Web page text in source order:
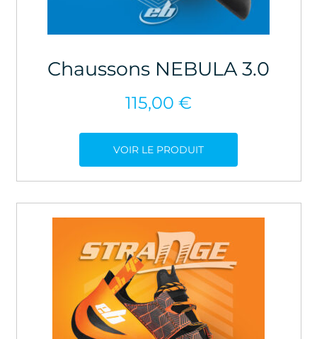
Chaussons NEBULA 3.0
115,00 €
VOIR LE PRODUIT